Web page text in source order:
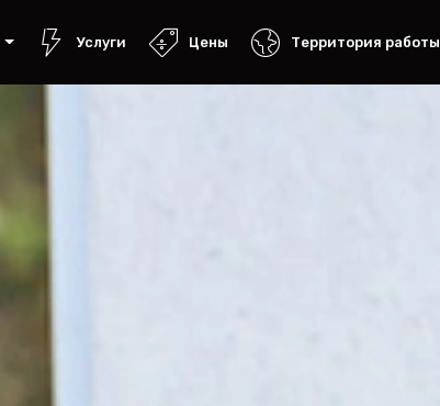
Услуги Цены Территория работы